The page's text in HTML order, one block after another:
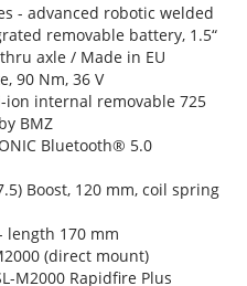
- advanced robotic welded
removable battery, 1.5“
axle / Made in EU
90 Nm, 36 V
ion internal removable 725
BMZ
Bluetooth® 5.0
Boost, 120 mm, coil spring
length 170 mm
(direct mount)
M2000 Rapidfire Plus